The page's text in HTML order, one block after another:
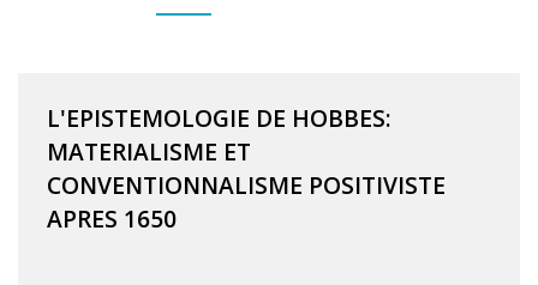
L'EPISTEMOLOGIE DE HOBBES:
MATERIALISME ET
CONVENTIONNALISME POSITIVISTE
APRES 1650